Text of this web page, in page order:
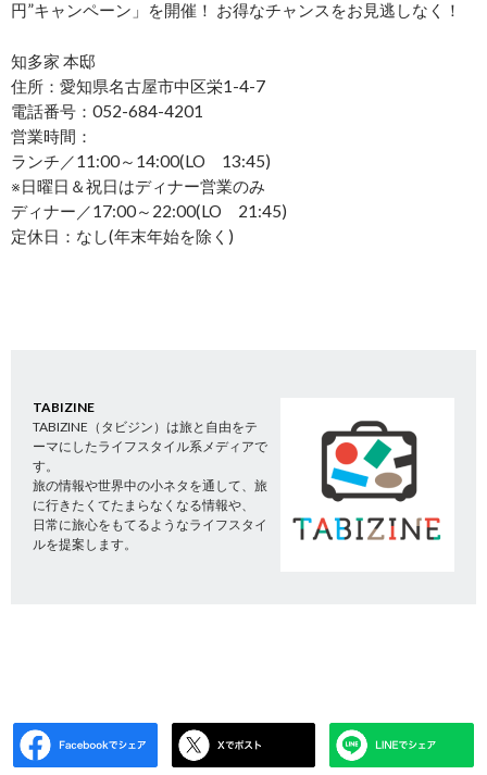
円”キャンペーン」を開催！ お得なチャンスをお見逃しなく！
知多家 本邸
住所：愛知県名古屋市中区栄1-4-7
電話番号：052-684-4201
営業時間：
ランチ／11:00～14:00(LO 13:45)
※日曜日＆祝日はディナー営業のみ
ディナー／17:00～22:00(LO 21:45)
定休日：なし(年末年始を除く)
TABIZINE
TABIZINE（タビジン）は旅と自由をテ
ーマにしたライフスタイル系メディアで
す。
旅の情報や世界中の小ネタを通して、旅
に行きたくてたまらなくなる情報や、
日常に旅心をもてるようなライフスタイ
ルを提案します。